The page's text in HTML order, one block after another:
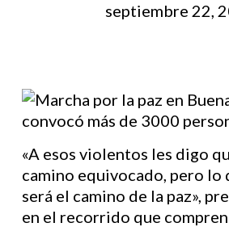
septiembre 22,
«A esos violentos les digo
camino equivocado, pero lo
será el camino de la paz»,
en el recorrido que